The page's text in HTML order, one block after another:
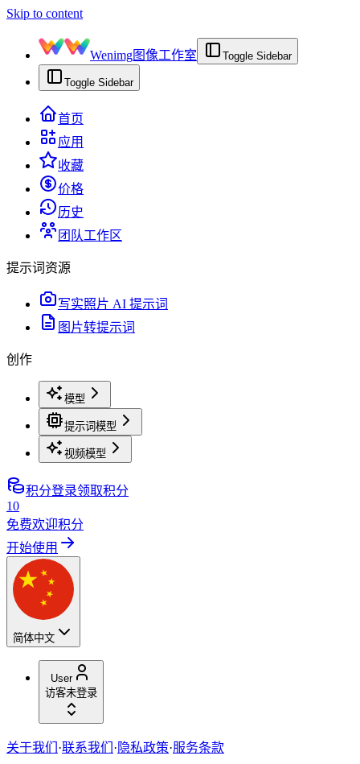
Skip to content
Wenimg图像工作室 Toggle Sidebar
Toggle Sidebar
首页
应用
收藏
价格
历史
团队工作区
提示词资源
写实照片 AI 提示词
图片转提示词
创作
模型
提示词模型
视频模型
积分登录领取积分
10
免费欢迎积分
开始使用
简体中文
User
访客未登录
关于我们 ·联系我们 · 隐私政策·服务条款